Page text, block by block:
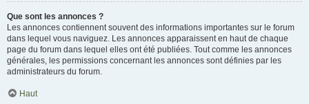
Que sont les annonces ?
Les annonces contiennent souvent des informations importantes sur le forum
dans lequel vous naviguez. Les annonces apparaissent en haut de chaque
page du forum dans lequel elles ont été publiées. Tout comme les annonces
générales, les permissions concernant les annonces sont définies par les
administrateurs du forum.
Haut